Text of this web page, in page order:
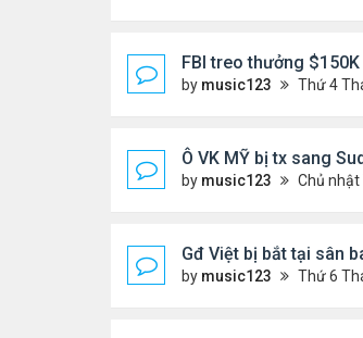
FBI treo thưởng
by music123 Thứ 4 Tháng
Ô VK MỸ bị tx sang
by music123 Chủ nhật
Gđ Việt bị bắt tại sân
by music123 Thứ 6 Tháng